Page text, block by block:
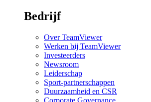
Bedrijf
Over TeamViewer
Werken bij TeamViewer
Investeerders
Newsroom
Leiderschap
Sport-partnerschappen
Duurzaamheid en CSR